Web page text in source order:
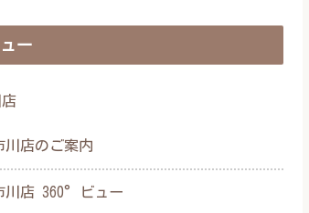
ー
川店のご案内
川店 360°ビュー